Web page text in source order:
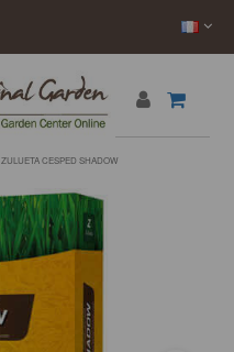
ZULUETA CESPED SHADOW